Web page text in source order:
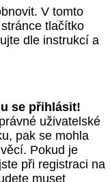
V tomto
tlačítko
dle instrukcí a
se přihlásit!
uživatelské
pak se mohla
Pokud je
při registraci na
muset